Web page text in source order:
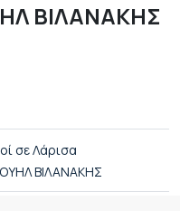
ΒΙΛΑΝΑΚΗΣ
σε Λάρισα
ΒΙΛΑΝΑΚΗΣ